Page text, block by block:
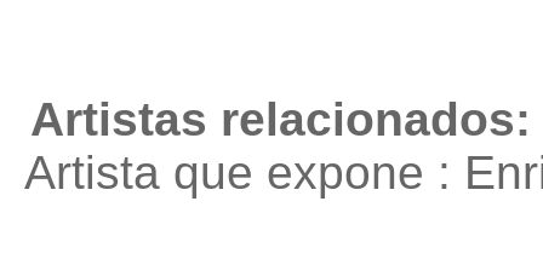
Artistas relacionados:
Artista que expone :